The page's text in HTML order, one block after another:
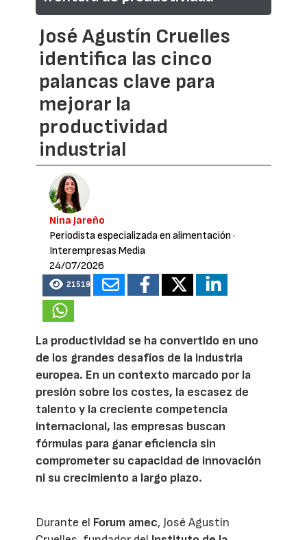
José Agustín Cruelles
identifica las cinco
palancas clave para
mejorar la
productividad
industrial
Nina Jareño
Periodista especializada en alimentación ·
Interempresas Media
24/07/2026
21519
La productividad se ha convertido en uno
de los grandes desafíos de la industria
europea. En un contexto marcado por la
presión sobre los costes, la escasez de
talento y la creciente competencia
internacional, las empresas buscan
fórmulas para ganar eficiencia sin
comprometer su capacidad de innovación
ni su crecimiento a largo plazo.
Durante el Forum amec, José Agustín